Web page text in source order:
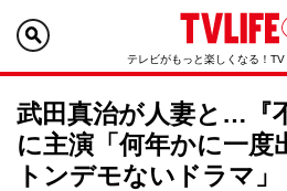
テレビがもっと楽しくなる！
武田真治が人妻と…『
に主演「何年かに一度
トンデモないドラマ」